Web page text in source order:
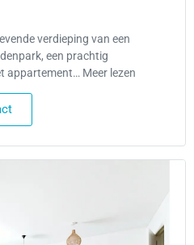
verdieping van een
een prachtig
appartement… Meer lezen